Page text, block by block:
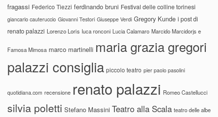
fragassi Federico Tiezzi ferdinando bruni Festival delle colline torinesi
giancarlo cauteruccio Giovanni Testori Giuseppe Verdi Gregory Kunde i post di
renato palazzi Lorenzo Loris luca ronconi Lucia Calamaro Marcido Marcidorjs e
Famosa Mimosa marco martinelli maria grazia gregori
palazzi consiglia piccolo teatro pier paolo pasolini
quotidiana.com recensione renato palazzi Romeo Castellucci
silvia poletti Stefano Massini Teatro alla Scala teatro delle albe